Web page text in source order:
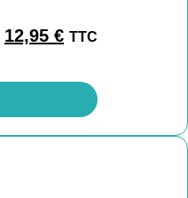
12,95 € TTC